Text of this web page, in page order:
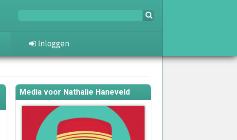
Inloggen
Media voor Nathalie Haneveld